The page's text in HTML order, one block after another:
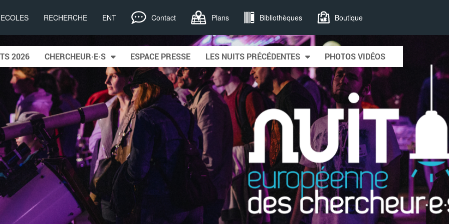
RECHERCHE ENT Contact Plans Bibliothèques Boutique
2026 CHERCHEUR·E·S ESPACE PRESSE LES NUITS PRÉCÉDENTES PHOTOS VIDÉOS